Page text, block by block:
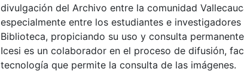
divulgación del Archivo entre la comunidad
especialmente entre los estudiantes e
Biblioteca, propiciando su uso y consulta
Icesi es un colaborador en el proceso de difusión,
tecnología que permite la consulta de las imágenes.